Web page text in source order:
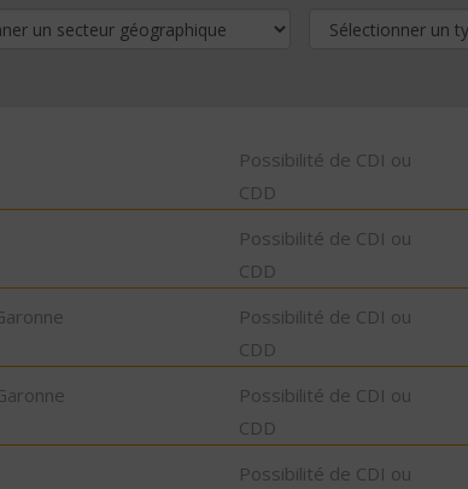
Possibilité de CDI ou
CDD
Possibilité de CDI ou
CDD
Possibilité de CDI ou
CDD
Possibilité de CDI ou
CDD
Possibilité de CDI ou